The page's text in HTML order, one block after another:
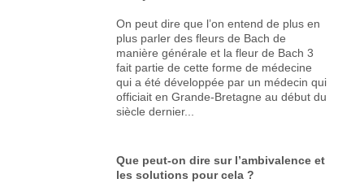
On peut dire que l’on entend de plus en
plus parler des fleurs de Bach de
manière générale et la fleur de Bach 3
fait partie de cette forme de médecine
qui a été développée par un médecin qui
officiait en Grande-Bretagne au début du
siècle dernier...
Que peut-on dire sur l’ambivalence et
les solutions pour cela ?